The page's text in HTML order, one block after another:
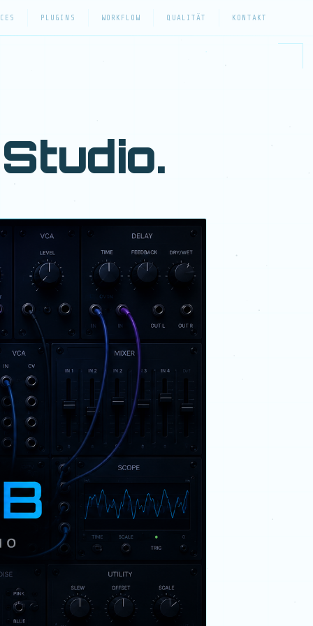
PLUGINS WORKFLOW QUALITÄT KONTAKT